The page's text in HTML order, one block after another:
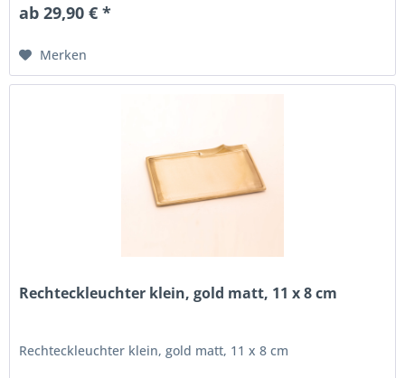
ab 29,90 € *
Merken
Rechteckleuchter klein, gold matt, 11 x 8 cm
Rechteckleuchter klein, gold matt, 11 x 8 cm